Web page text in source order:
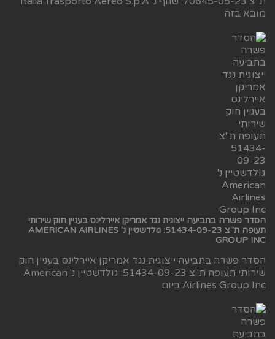
מובא בזה
הסדר פשרה בתביעה ייצוגית נגד אמריקן איירלינס בעניין חוק שירותי
תעופה ת"צ 51434-09-23: גולדשטיין נ' AMERICAN AIRLINES
GROUP INC
הסדר פשרה בתביעה ייצוגית נגד אמריקן איירלינס בעניין חוק
שירותי תעופה ת"צ 51434-09-23: גולדשטיין נ' American
Airlines Group Inc ביום